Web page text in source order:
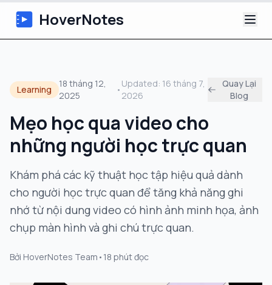
HoverNotes
Extension
Ghi chú Video AI
Hướng dẫn
Giới thiệu
Blog
Learning
18 tháng 12,
2025
•
Updated: 16 tháng 7,
2026
Quay Lại
Blog
Mẹo học qua video cho
những người học trực quan
Khám phá các kỹ thuật học tập hiệu quả dành
cho người học trực quan để tăng khả năng ghi
nhớ từ nội dung video có hình ảnh minh họa, ảnh
chụp màn hình và ghi chú trực quan.
Bởi HoverNotes Team • 18 phút đọc